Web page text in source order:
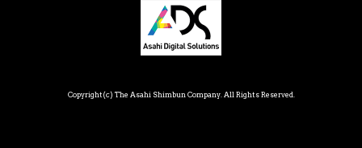
Copyright(c) The Asahi Shimbun Company. All Rights Reserved.